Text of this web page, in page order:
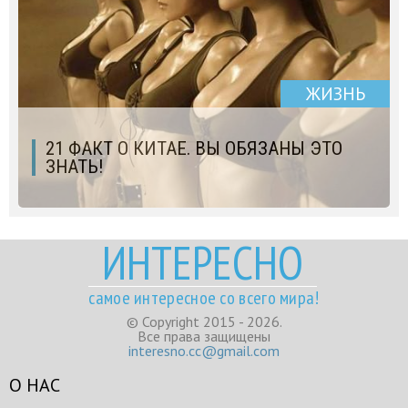
ЖИЗНЬ
​21 ФАКТ О КИТАЕ. ВЫ ОБЯЗАНЫ ЭТО
ЗНАТЬ!
ИНТЕРЕСНО
самое интересное со всего мира!
© Copyright 2015 - 2026.
Все права защищены
interesno.cc@gmail.com
О НАС